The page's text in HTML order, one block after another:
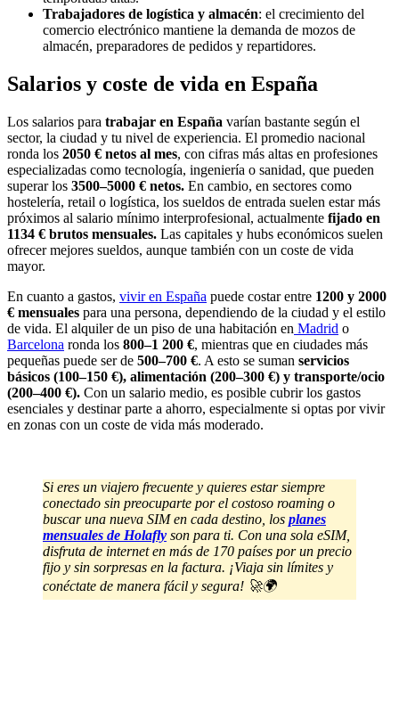
Trabajadores de logística y almacén: el crecimiento del
comercio electrónico mantiene la demanda de mozos de
almacén, preparadores de pedidos y repartidores.
Salarios y coste de vida en España
Los salarios para trabajar en España varían bastante según el
sector, la ciudad y tu nivel de experiencia. El promedio nacional
ronda los 2050 € netos al mes, con cifras más altas en profesiones
especializadas como tecnología, ingeniería o sanidad, que pueden
superar los 3500–5000 € netos. En cambio, en sectores como
hostelería, retail o logística, los sueldos de entrada suelen estar más
próximos al salario mínimo interprofesional, actualmente fijado en
1134 € brutos mensuales. Las capitales y hubs económicos suelen
ofrecer mejores sueldos, aunque también con un coste de vida
mayor.
En cuanto a gastos, vivir en España puede costar entre 1200 y 2000
€ mensuales para una persona, dependiendo de la ciudad y el estilo
de vida. El alquiler de un piso de una habitación en Madrid o
Barcelona ronda los 800–1 200 €, mientras que en ciudades más
pequeñas puede ser de 500–700 €. A esto se suman servicios
básicos (100–150 €), alimentación (200–300 €) y transporte/ocio
(200–400 €). Con un salario medio, es posible cubrir los gastos
esenciales y destinar parte a ahorro, especialmente si optas por vivir
en zonas con un coste de vida más moderado.
Si eres un viajero frecuente y quieres estar siempre
conectado sin preocuparte por el costoso roaming o
buscar una nueva SIM en cada destino, los planes
mensuales de Holafly son para ti. Con una sola eSIM,
disfruta de internet en más de 170 países por un precio
fijo y sin sorpresas en la factura. ¡Viaja sin límites y
conéctate de manera fácil y segura! 🚀🌍